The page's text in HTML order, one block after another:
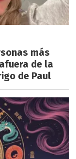
más
de la
de Paul